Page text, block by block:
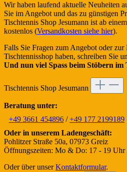
Wir haben laufend aktuelle Neuheiten
Sie im Angebot und das zu günstigen
Tischtennis Shop Jesumann ist ab
kostenlos (Versandkosten siehe hier).
Falls Sie Fragen zum Angebot oder
Tischtennisshop haben, schreiben Sie
Und nun viel Spass beim Stöbern im
Tischtennis Shop Jesumann
Beratung unter:
+49 3661 454896 /+49 177 2199189
Oder in unserem Ladengeschäft:
Pohlitzer Straße 50a, 07973 Greiz
Öffnungszeiten: Mo & Do: 17 - 19 Uhr
Oder über unserKontaktformular.